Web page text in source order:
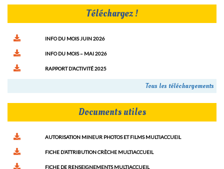
Téléchargez !
INFO DU MOIS JUIN 2026
INFO DU MOIS – MAI 2026
RAPPORT D’ACTIVITÉ 2025
Tous les téléchargements
Documents utiles
AUTORISATION MINEUR PHOTOS ET FILMS MULTIACCUEIL
FICHE D’ATTRIBUTION CRÈCHE MULTIACCUEIL
FICHE DE RENSEIGNEMENTS MULTIACCUEIL